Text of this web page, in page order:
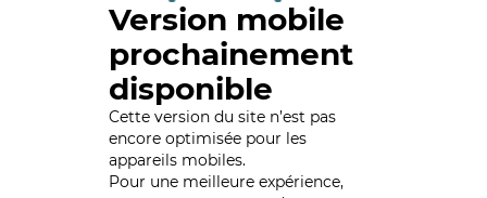
Version mobile
prochainement
disponible
Cette version du site n’est pas
encore optimisée pour les
appareils mobiles.
Pour une meilleure expérience,